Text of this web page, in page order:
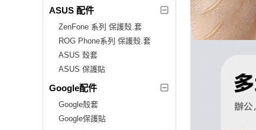
ASUS 配件
ZenFone 系列 保護殼.套
ROG Phone系列 保護殼.套
ASUS 殼套
ASUS 保護貼
Google配件
Google殼套
Google保護貼